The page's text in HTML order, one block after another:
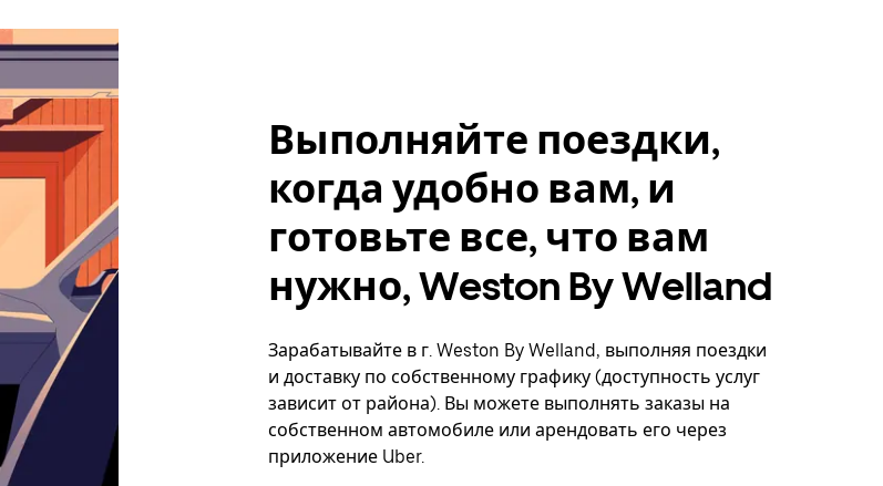
Выполняйте поездки,
когда удобно вам, и
готовьте все, что вам
нужно, Weston By Welland
Зарабатывайте в г. Weston By Welland, выполняя поездки
и доставку по собственному графику (доступность услуг
зависит от района). Вы можете выполнять заказы на
собственном автомобиле или арендовать его через
приложение Uber.